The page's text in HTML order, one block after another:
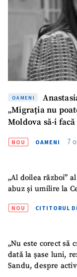
OAMENI
„Migrația nu
Moldova să-i
NOU OAMENI 7
„Al doilea război”
abuz și umilire la
NOU CITITORUL
„Nu este corect să
dată la șase luni,
Sandu, despre